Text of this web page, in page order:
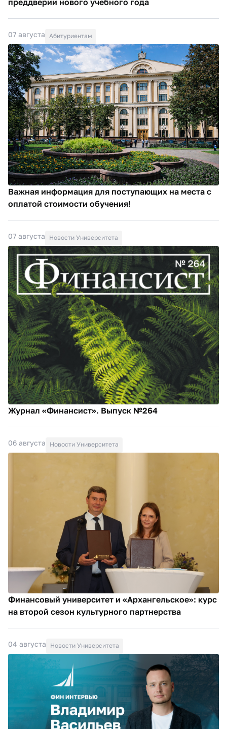
преддверии нового учебного года
07 августа Абитуриентам
Важная информация для поступающих на места с
оплатой стоимости обучения!
07 августа Новости Университета
Журнал «Финансист». Выпуск №264
06 августа Новости Университета
Финансовый университет и «Архангельское»: курс
на второй сезон культурного партнерства
04 августа Новости Университета